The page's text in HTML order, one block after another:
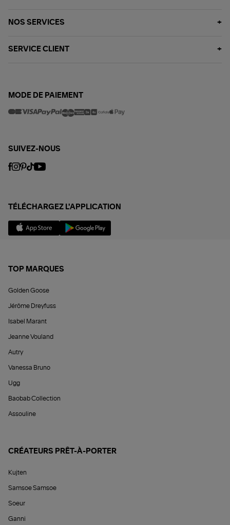
NOS SERVICES
SERVICE CLIENT
MODE DE PAIEMENT
SUIVEZ-NOUS
TÉLÉCHARGEZ L'APPLICATION
TOP MARQUES
Golden Goose
Jérôme Dreyfuss
Isabel Marant
Jeanne Vouland
Autry
Vanessa Bruno
Ugg
Baobab Collection
Assouline
CRÉATEURS PRÊT-À-PORTER
Kujten
Samsoe Samsoe
Soeur
Ganni